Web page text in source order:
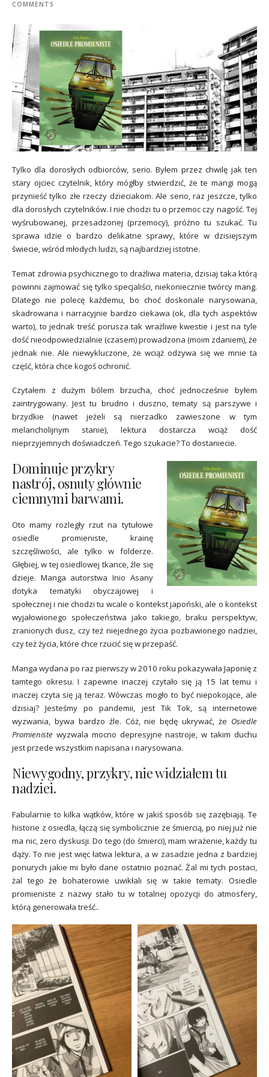
COMMENTS
Tylko dla dorosłych odbiorców, serio. Byłem przez chwilę jak ten
stary ojciec czytelnik, który mógłby stwierdzić, że te mangi mogą
przynieść tylko złe rzeczy dzieciakom. Ale serio, raz jeszcze, tylko
dla dorosłych czytelników. I nie chodzi tu o przemoc czy nagość. Tej
wyśrubowanej, przesadzonej (przemocy), próżno tu szukać. Tu
sprawa idzie o bardzo delikatne sprawy, które w dzisiejszym
świecie, wśród młodych ludzi, są najbardziej istotne.
Temat zdrowia psychicznego to drażliwa materia, dzisiaj taka którą
powinni zajmować się tylko specjaliści, niekoniecznie twórcy mang.
Dlatego nie polecę każdemu, bo choć doskonale narysowana,
skadrowana i narracyjnie bardzo ciekawa (ok, dla tych aspektów
warto), to jednak treść porusza tak wrażliwe kwestie i jest na tyle
dość nieodpowiedzialnie (czasem) prowadzona (moim zdaniem), że
jednak nie. Ale niewykluczone, że wciąż odzywa się we mnie ta
część, która chce kogoś ochronić.
Czytałem z dużym bólem brzucha, choć jednocześnie byłem
zaintrygowany. Jest tu brudno i duszno, tematy są parszywe i
brzydkie (nawet jeżeli są nierzadko zawieszone w tym
melancholijnym stanie), lektura dostarcza wciąż dość
nieprzyjemnych doświadczeń. Tego szukacie? To dostaniecie.
Dominuje przykry
nastrój, osnuty głównie
ciemnymi barwami.
Oto mamy rozległy rzut na tytułowe
osiedle promieniste, krainę
szczęśliwości, ale tylko w folderze.
Głębiej, w tej osiedlowej tkance, źle się
dzieje. Manga autorstwa Inio Asany
dotyka tematyki obyczajowej i
społecznej i nie chodzi tu wcale o kontekst japoński, ale o kontekst
wyjałowionego społeczeństwa jako takiego, braku perspektyw,
zranionych dusz, czy też niejednego życia pozbawionego nadziei,
czy też życia, które chce rzucić się w przepaść.
Manga wydana po raz pierwszy w 2010 roku pokazywała Japonię z
tamtego okresu. I zapewne inaczej czytało się ją 15 lat temu i
inaczej czyta się ją teraz. Wówczas mogło to być niepokojące, ale
dzisiaj? Jesteśmy po pandemii, jest Tik Tok, są internetowe
wyzwania, bywa bardzo źle. Cóż, nie będę ukrywać, że Osiedle
Promieniste wyzwala mocno depresyjne nastroje, w takim duchu
jest przede wszystkim napisana i narysowana.
Niewygodny, przykry, nie widziałem tu
nadziei.
Fabularnie to kilka wątków, które w jakiś sposób się zazębiają. Te
historie z osiedla, łączą się symbolicznie ze śmiercią, po niej już nie
ma nic, zero dyskusji. Do tego (do śmierci), mam wrażenie, każdy tu
dąży. To nie jest więc łatwa lektura, a w zasadzie jedna z bardziej
ponurych jakie mi było dane ostatnio poznać. Żal mi tych postaci,
żal tego że bohaterowie uwikłali się w takie tematy. Osiedle
promieniste z nazwy stało tu w totalnej opozycji do atmosfery,
którą generowała treść..